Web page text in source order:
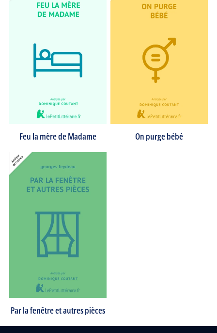
Feu la mère de Madame On purge bébé
Par la fenêtre et autres pièces